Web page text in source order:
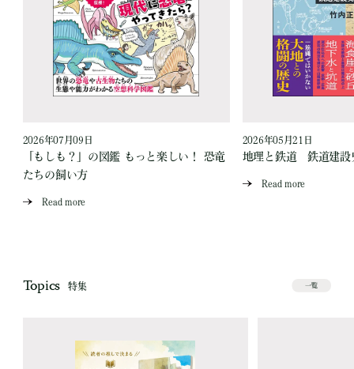
2026年07月09日
「もしも？」の図鑑 もっと楽しい！ 恐竜
たちの飼い方
Read more
2026年05月21日
地理と鉄道 鉄道建設
Read more
Topics 特集 一覧